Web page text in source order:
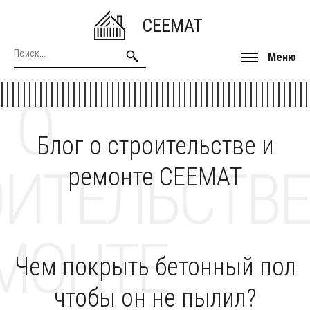
CEEMAT
Меню
Блог о строительстве и
ремонте CEEMAT
О
Чем покрыть бетонный пол
чтобы он не пылил?